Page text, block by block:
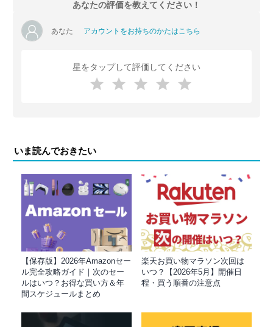
あなたの評価を教えてください！
あなた アカウントをお持ちのかたはこちら
星をタップして評価してください
いま読んでおきたい
【保存版】2026年Amazonセー
ル完全攻略ガイド｜次のセー
ルはいつ？お得な買い方＆年
間スケジュールまとめ
楽天お買い物マラソン次回は
いつ？【2026年5月】開催日
程・買う順番の注意点